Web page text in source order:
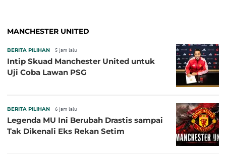
MANCHESTER UNITED
BERITA PILIHAN 5 jam lalu
Intip Skuad Manchester United untuk
Uji Coba Lawan PSG
BERITA PILIHAN 6 jam lalu
Legenda MU Ini Berubah Drastis sampai
Tak Dikenali Eks Rekan Setim